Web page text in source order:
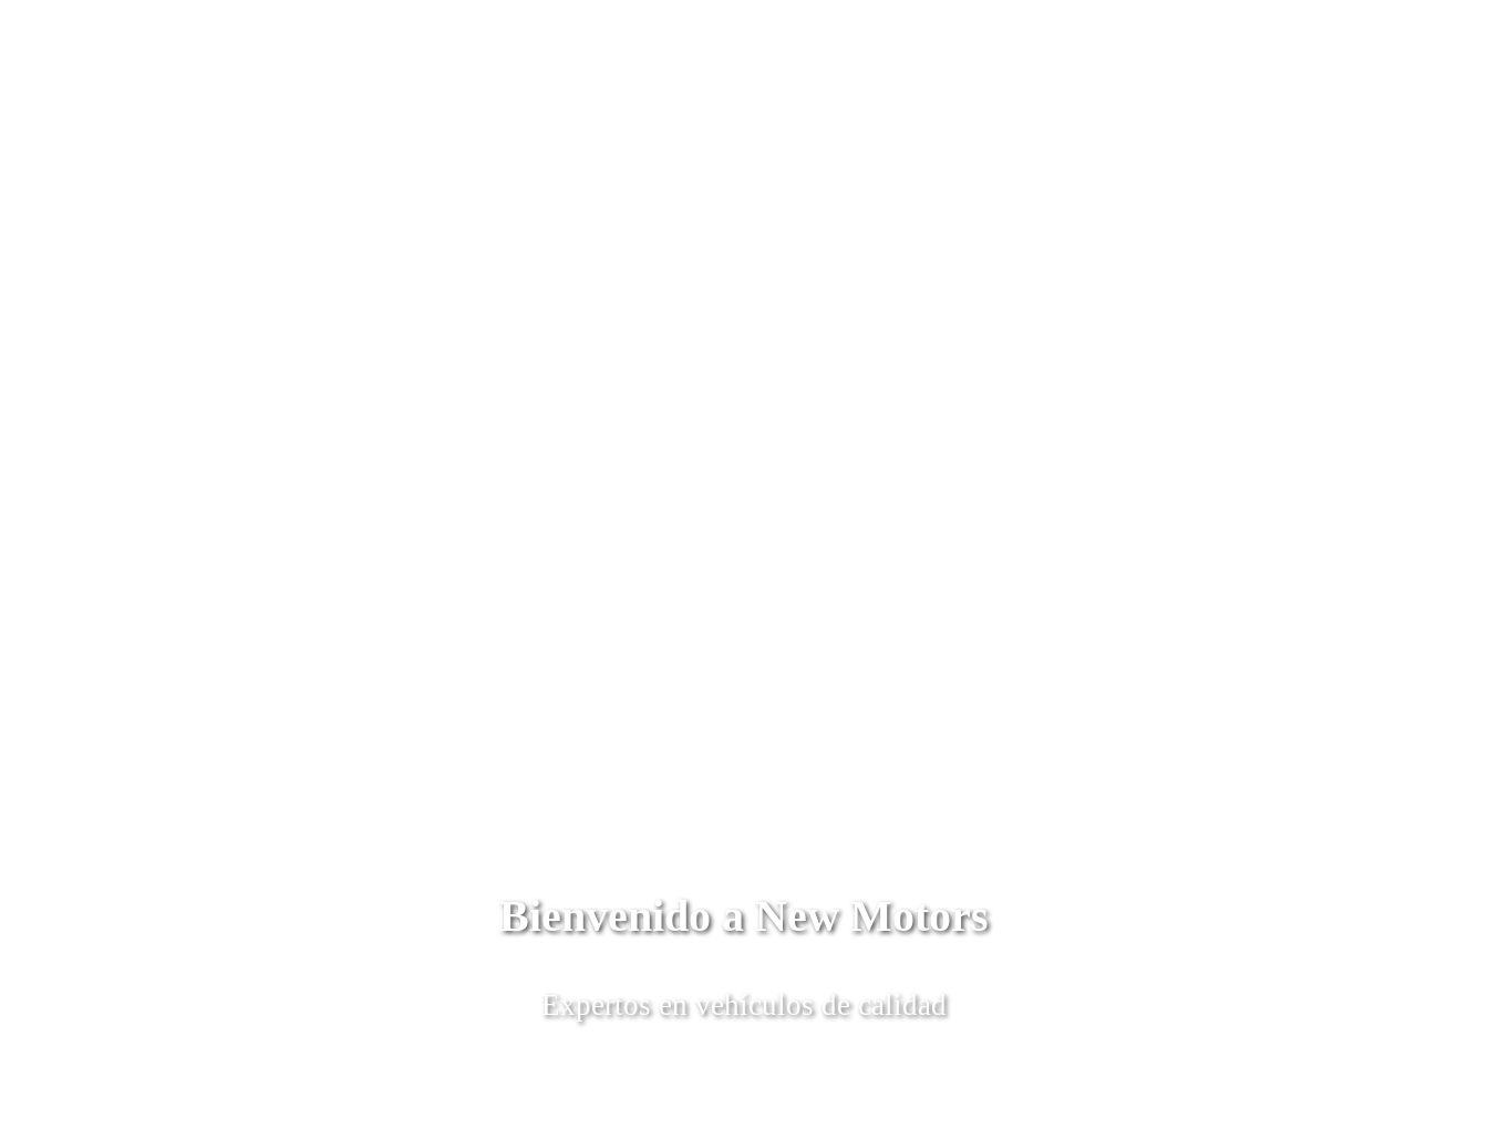
Bienvenido a New Motors
Expertos en vehículos de calidad